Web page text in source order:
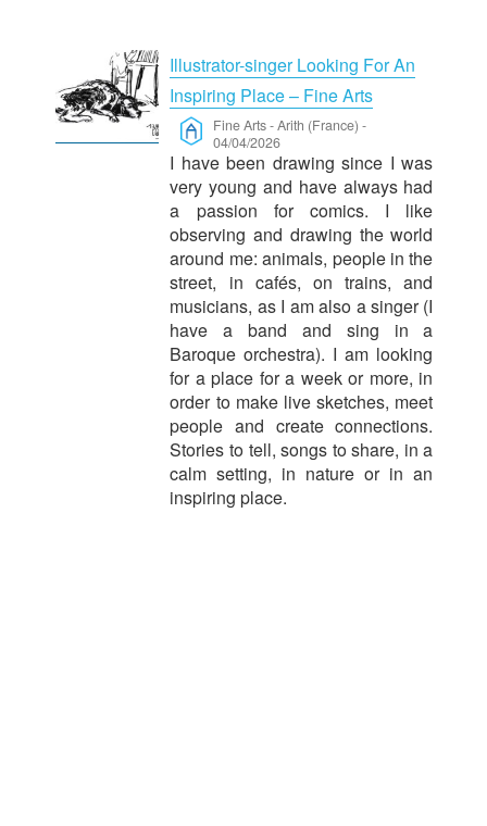
Illustrator-singer Looking For An
Inspiring Place – Fine Arts
Fine Arts-Arith (France) -
04/04/2026
I have been drawing since I was
very young and have always had
a passion for comics. I like
observing and drawing the world
around me: animals, people in the
street, in cafés, on trains, and
musicians, as I am also a singer (I
have a band and sing in a
Baroque orchestra). I am looking
for a place for a week or more, in
order to make live sketches, meet
people and create connections.
Stories to tell, songs to share, in a
calm setting, in nature or in an
inspiring place.